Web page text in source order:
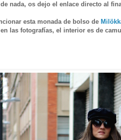
nada, os dejo el enlace directo al
esta monada de bolso de
las fotografías, el interior es de